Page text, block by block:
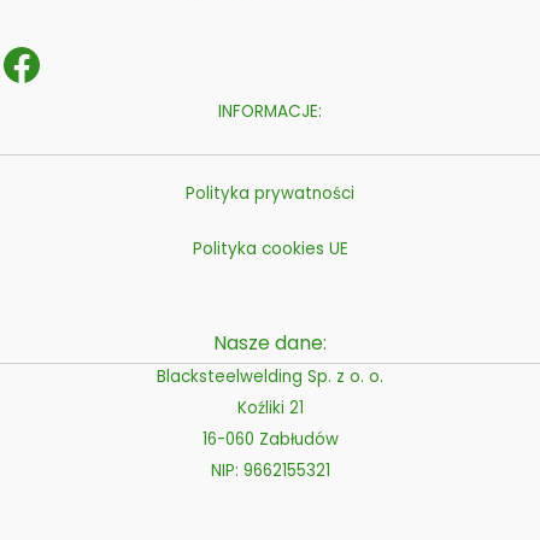
INFORMACJE:
Polityka prywatności
Polityka cookies UE
Nasze dane:
Blacksteelwelding Sp. z o. o.
Koźliki 21
16-060 Zabłudów
NIP: 9662155321